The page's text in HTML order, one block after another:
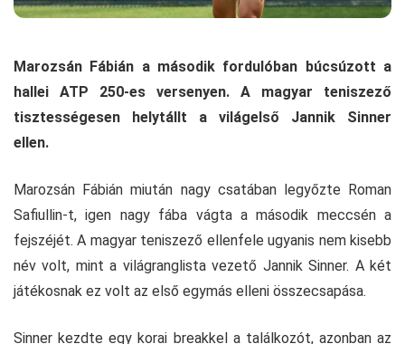
Marozsán Fábián a második fordulóban búcsúzott a
hallei ATP 250-es versenyen. A magyar teniszező
tisztességesen helytállt a világelső Jannik Sinner
ellen.
Marozsán Fábián miután nagy csatában legyőzte Roman
Safiullin-t, igen nagy fába vágta a második meccsén a
fejszéjét. A magyar teniszező ellenfele ugyanis nem kisebb
név volt, mint a világranglista vezető Jannik Sinner. A két
játékosnak ez volt az első egymás elleni összecsapása.
Sinner kezdte egy korai breakkel a találkozót, azonban az